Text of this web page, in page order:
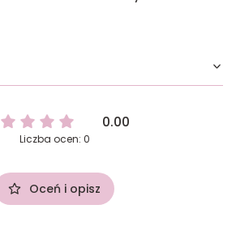
0.00
Liczba ocen: 0
Oceń i opisz